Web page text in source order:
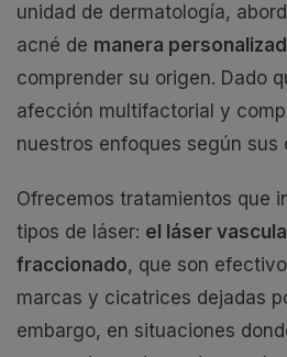
unidad de dermatología,
acné de manera
comprender su origen. Dado
afección multifactorial y
nuestros enfoques según sus
Ofrecemos tratamientos que
tipos de láser: el láser
fraccionado, que son
marcas y cicatrices dejadas
embargo, en situaciones